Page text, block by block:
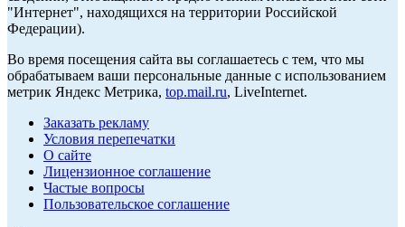
"Интернет", находящихся на территории Российской
Федерации).
Во время посещения сайта вы соглашаетесь с тем, что мы
обрабатываем ваши персональные данные с использованием
метрик Яндекс Метрика, top.mail.ru, LiveInternet.
Заказать рекламу
Условия перепечатки
О сайте
Лицензионное соглашение
Частые вопросы
Пользовательское соглашение